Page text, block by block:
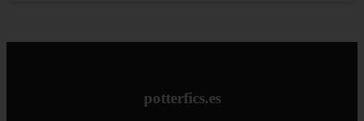
potterfics.es